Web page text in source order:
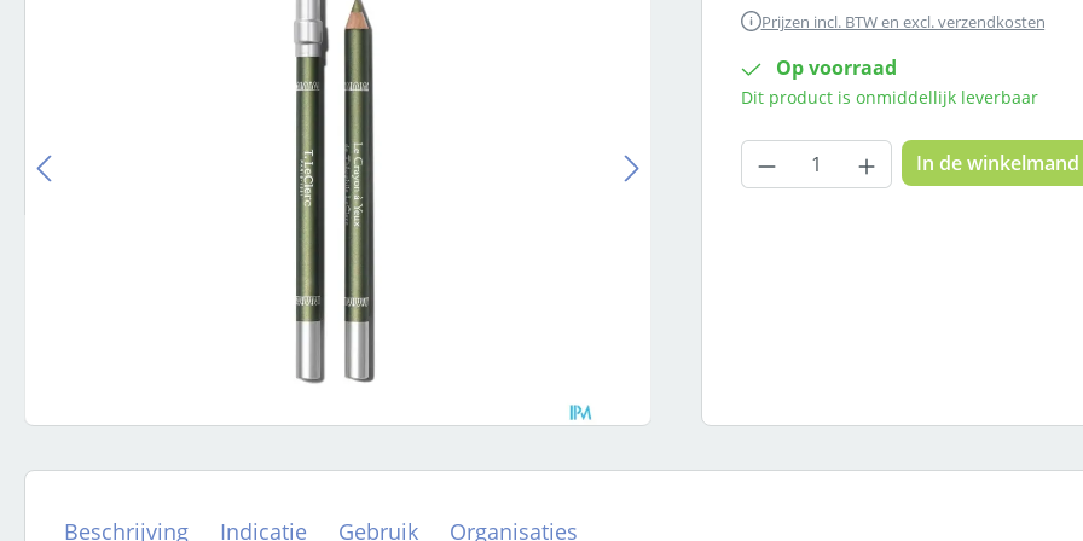
Prijzen incl. BTW en excl. verzendkosten
Op voorraad
Dit product is onmiddellijk leverbaar
Producthoeveelheid:
In de winkelmand
Beschrijving Indicatie Gebruik Organisaties